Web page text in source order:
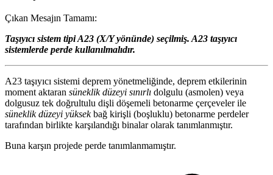
Çıkan Mesajın Tamamı:
Taşıyıcı sistem tipi A23 (X/Y yönünde) seçilmiş. A23 taşıyıcı
sistemlerde perde kullanılmalıdır.
A23 taşıyıcı sistemi deprem yönetmeliğinde, deprem etkilerinin
moment aktaran süneklik düzeyi sınırlı dolgulu (asmolen) veya
dolgusuz tek doğrultulu dişli döşemeli betonarme çerçeveler ile
süneklik düzeyi yüksekbağ kirişli (boşluklu) betonarme perdeler
tarafından birlikte karşılandığı binalar olarak tanımlanmıştır.
Buna karşın projede perde tanımlanmamıştır.